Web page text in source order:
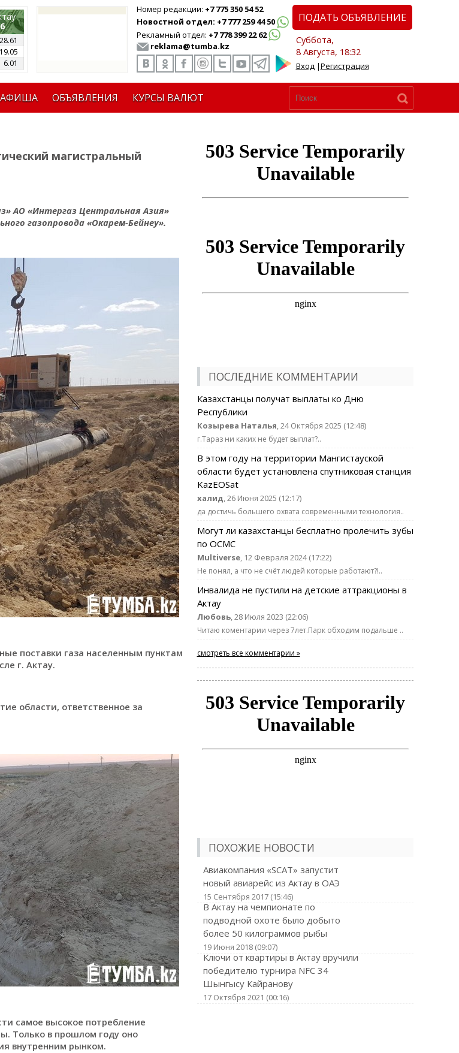
6.01
Номер редакции: +7 775 350 54 52
Новостной отдел: +7 777 259 44 50
Рекламный отдел: +7 778 399 22 62
reklama@tumba.kz
ПОДАТЬ ОБЪЯВЛЕНИЕ
Суббота,
8 Августа, 18:32
Вход|Регистрация
АФИША ОБЪЯВЛЕНИЯ КУРСЫ ВАЛЮТ
магистральный
АО «Интергаз Центральная Азия»
газопровода «Окарем-Бейнеу».
поставки газа населенным пунктам
г. Актау.
области, ответственное за
самое высокое потребление
Только в прошлом году оно
внутренним рынком.
ПОСЛЕДНИЕ КОММЕНТАРИИ
Казахстанцы получат выплаты ко Дню
Республики
Козырева Наталья, 24 Октября 2025 (12:48)
г.Тараз ни каких не будет выплат?..
В этом году на территории Мангистауской
области будет установлена спутниковая станция
KazEOSat
халид, 26 Июня 2025 (12:17)
да достичь большего охвата современными технология..
Могут ли казахстанцы бесплатно пролечить зубы
по ОСМС
Multiverse, 12 Февраля 2024 (17:22)
Не понял, а что не счёт людей которые работают?!..
Инвалида не пустили на детские аттракционы в
Актау
Любовь, 28 Июля 2023 (22:06)
Читаю коментарии через 7лет.Парк обходим подальше ..
смотреть все комментарии »
ПОХОЖИЕ НОВОСТИ
Авиакомпания «SCAT» запустит
новый авиарейс из Актау в ОАЭ
15 Сентября 2017 (15:46)
В Актау на чемпионате по
подводной охоте было добыто
более 50 килограммов рыбы
19 Июня 2018 (09:07)
Ключи от квартиры в Актау вручили
победителю турнира NFC 34
Шынгысу Кайранову
17 Октября 2021 (00:16)